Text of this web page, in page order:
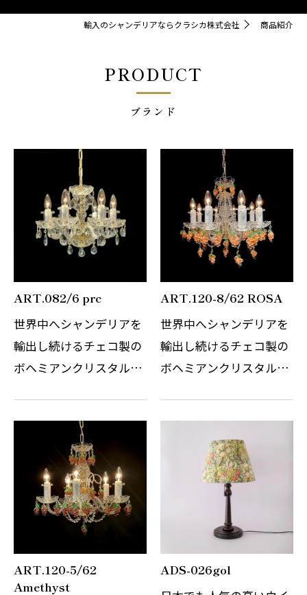
輸入のシャンデリアならクラシカ株式会社 商品紹介
PRODUCT
ブランド
ART.082/6 prc
世界中へシャンデリアを
輸出し続けるチェコ製の
ボヘミアンクリスタルシ
トの技術はまさに職人の
技術と伝統の賜物です。
光の屈折と反射を考慮し
デザインさ…
ART.120-8/62 ROSA
世界中へシャンデリアを
輸出し続けるチェコ製の
ボヘミアンクリスタルシ
技術と伝統の賜物です。
光の屈折と反射を考慮し
デザインさ…
ART.120-5/62
Amethyst
ADS-026gol